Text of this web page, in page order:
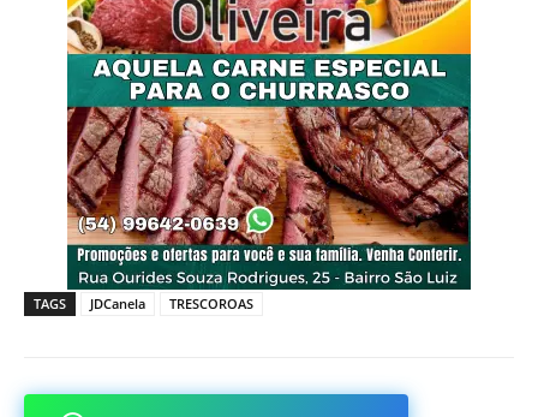
TAGS JDCanela TRESCOROAS